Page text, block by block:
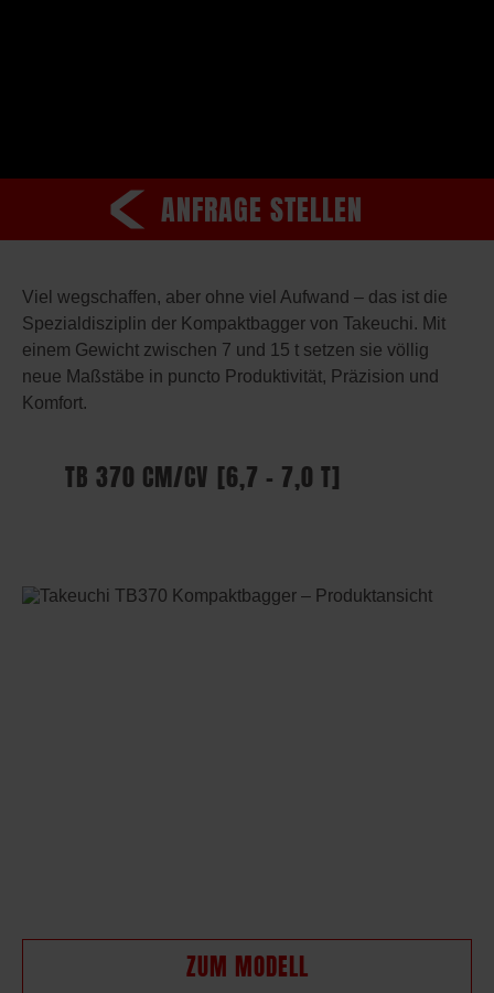
ANFRAGE STELLEN
Viel wegschaffen, aber ohne viel Aufwand – das ist die
Spezialdisziplin der Kompaktbagger von Takeuchi. Mit
einem Gewicht zwischen 7 und 15 t setzen sie völlig
neue Maßstäbe in puncto Produktivität, Präzision und
Komfort.
TB 370 CM/CV [6,7 – 7,0 T]
ZUM MODELL